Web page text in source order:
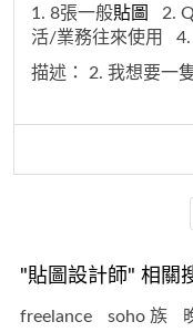
1. 8張一般貼圖 2.
活/業務往來使用
描述： 2. 我想要一
"貼圖設計師" 相關
freelance soho 族